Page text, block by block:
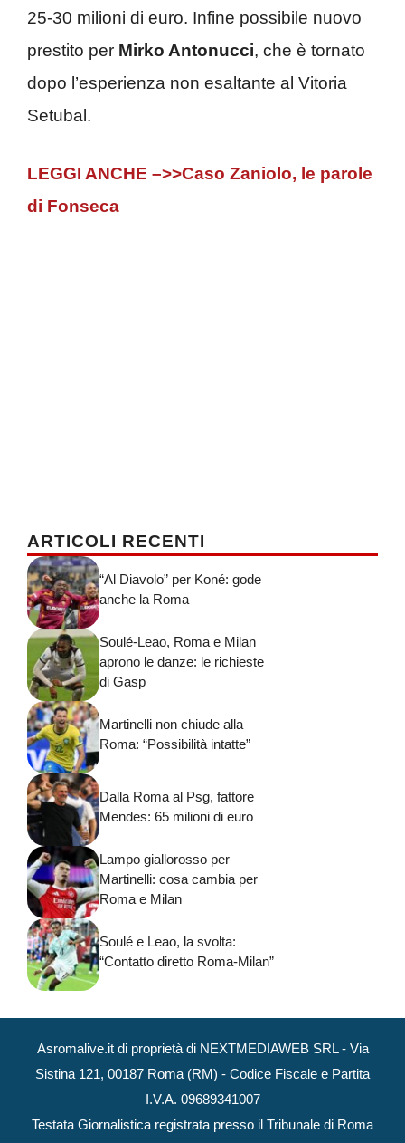
25-30 milioni di euro. Infine possibile nuovo
prestito per Mirko Antonucci, che è tornato
dopo l’esperienza non esaltante al Vitoria
Setubal.
LEGGI ANCHE –>>Caso Zaniolo, le parole
di Fonseca
ARTICOLI RECENTI
“Al Diavolo” per Koné: gode
anche la Roma
Soulé-Leao, Roma e Milan
aprono le danze: le richieste
di Gasp
Martinelli non chiude alla
Roma: “Possibilità intatte”
Dalla Roma al Psg, fattore
Mendes: 65 milioni di euro
Lampo giallorosso per
Martinelli: cosa cambia per
Roma e Milan
Soulé e Leao, la svolta:
“Contatto diretto Roma-Milan”
Asromalive.it di proprietà di NEXTMEDIAWEB SRL - Via
Sistina 121, 00187 Roma (RM) - Codice Fiscale e Partita
I.V.A. 09689341007
Testata Giornalistica registrata presso il Tribunale di Roma